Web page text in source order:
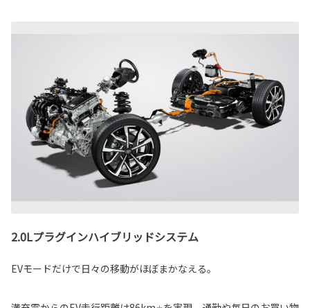
2.0Lプラグインハイブリッドシステム
EVモードだけで日々の移動がほぼまかなえる。